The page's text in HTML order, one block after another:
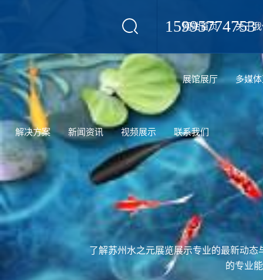
15995774753
网站首页 关于
展馆展厅 多媒
解决方案 新闻资讯 视频展示 联系我们
了解苏州水之元展览展示专业的最新动
的专业